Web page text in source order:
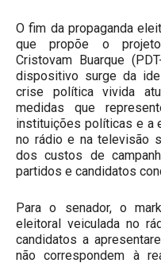
O fim da propaganda
que propõe o
Cristovam Buarque
dispositivo surge da
crise política vivida
medidas que
instituições políticas e a
no rádio e na televisão
dos custos de
partidos e candidatos
Para o senador, o
eleitoral veiculada no
candidatos a
não correspondem à